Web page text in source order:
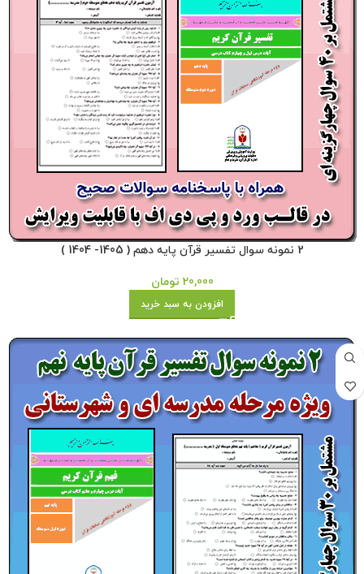
2 نمونه سوال تفسیر قرآن پایه دهم ( 1405- 1404 )
20,000 تومان
افزودن به سبد خرید